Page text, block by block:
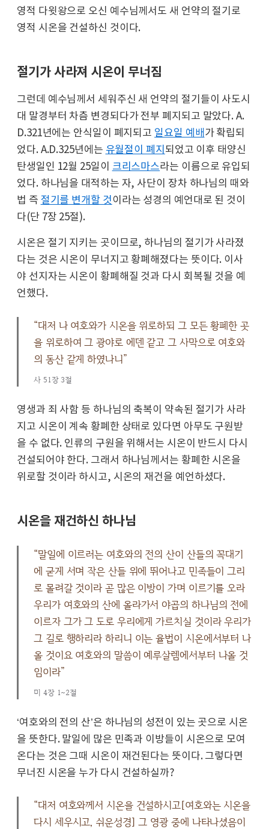
영적 다윗왕으로 오신 예수님께서도 새 언약의 절기로
영적 시온을 건설하신 것이다.
절기가 사라져 시온이 무너짐
그런데 예수님께서 세워주신 새 언약의 절기들이 사도시
대 말경부터 차츰 변경되다가 전부 폐지되고 말았다. A.
D.321년에는 안식일이 폐지되고 일요일 예배 가 확립되
었다. A.D.325년에는 유월절이 폐지 되었고 이후 태양신
탄생일인 12월 25일이 크리스마스라는 이름으로 유입되
었다. 하나님을 대적하는 자, 사단이 장차 하나님의 때와
법 즉 절기를 변개할 것이라는 성경의 예언대로 된 것이
다(단 7장 25절).
시온은 절기 지키는 곳이므로, 하나님의 절기가 사라졌
다는 것은 시온이 무너지고 황폐해졌다는 뜻이다. 이사
야 선지자는 시온이 황폐해질 것과 다시 회복될 것을 예
언했다.
“대저 나 여호와가 시온을 위로하되 그 모든 황폐한 곳
을 위로하여 그 광야로 에덴 같고 그 사막으로 여호와
의 동산 같게 하였나니”
사 51장 3절
영생과 죄 사함 등 하나님의 축복이 약속된 절기가 사라
지고 시온이 계속 황폐한 상태로 있다면 아무도 구원받
을 수 없다. 인류의 구원을 위해서는 시온이 반드시 다시
건설되어야 한다. 그래서 하나님께서는 황폐한 시온을
위로할 것이라 하시고, 시온의 재건을 예언하셨다.
시온을 재건하신 하나님
“말일에 이르러는 여호와의 전의 산이 산들의 꼭대기
에 굳게 서며 작은 산들 위에 뛰어나고 민족들이 그리
로 몰려갈 것이라 곧 많은 이방이 가며 이르기를 오라
우리가 여호와의 산에 올라가서 야곱의 하나님의 전에
이르자 그가 그 도로 우리에게 가르치실 것이라 우리가
그 길로 행하리라 하리니 이는 율법이 시온에서부터 나
올 것이요 여호와의 말씀이 예루살렘에서부터 나올 것
임이라”
미 4장 1~2절
‘여호와의 전의 산’은 하나님의 성전이 있는 곳으로 시온
을 뜻한다. 말일에 많은 민족과 이방들이 시온으로 모여
온다는 것은 그때 시온이 재건된다는 뜻이다. 그렇다면
무너진 시온을 누가 다시 건설하실까?
“대저 여호와께서 시온을 건설하시고[여호와는 시온을
다시 세우시고, 쉬운성경] 그 영광 중에 나타나셨음이